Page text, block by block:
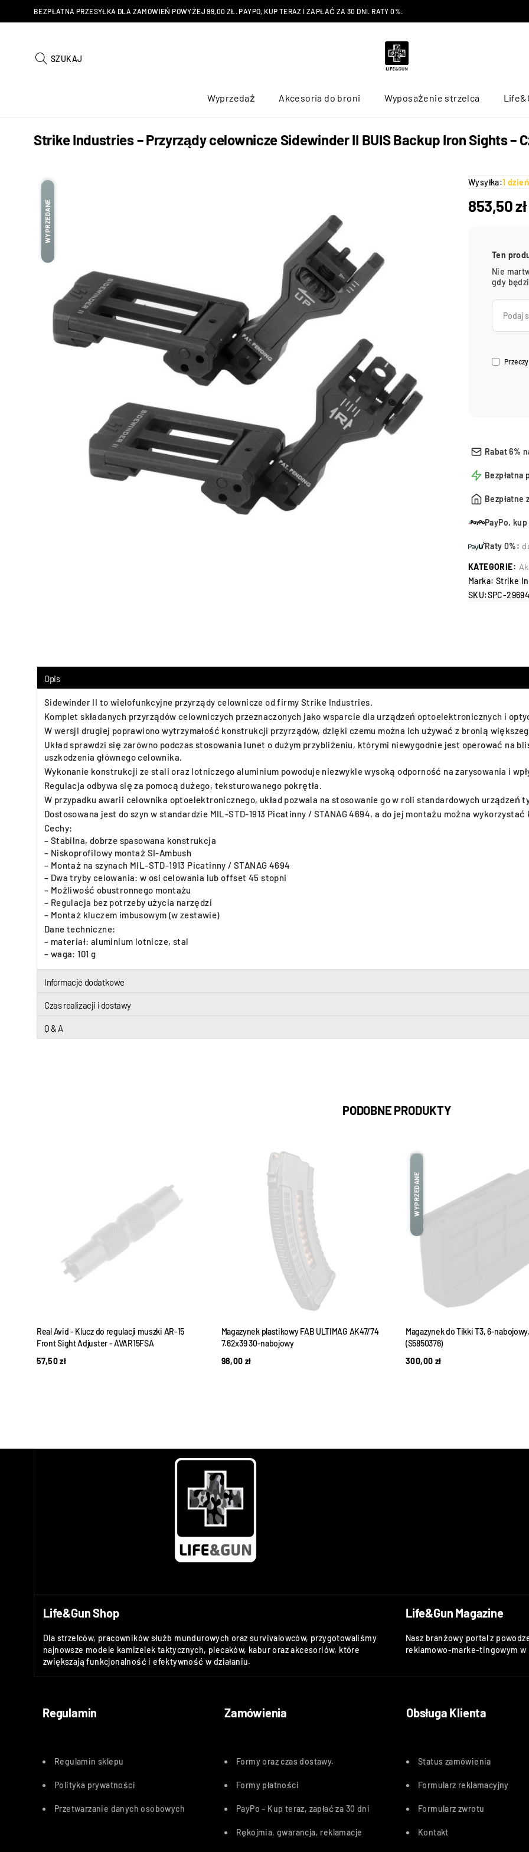
BEZPŁATNA PRZESYŁKA DLA ZAMÓWIEŃ POWYŻEJ 99,00 ZŁ. PAYPO, KUP TERAZ I ZAPŁAĆ ZA 30 DNI. RATY 0%.
SZUKAJ
Wyprzedaż Akcesoria do broni Wyposażenie strzelca
Strike Industries – Przyrządy celownicze Sidewinder II BUIS Backup Iron Sights –
WYPRZEDANE
Wysyłka:1
853,50zł
Ten
Nie
gdy
Rabat 6%
Bezpłatna
Bezpłatne
PayPo,
Raty 0%:
KATEGORIE:
Marka: Strike
SKU:SPC-29694
Opis
Sidewinder II to wielofunkcyjne przyrządy celownicze od firmy Strike Industries.
Komplet składanych przyrządów celowniczych przeznaczonych jako wsparcie dla urządzeń optoelektronicznych i
W wersji drugiej poprawiono wytrzymałość konstrukcji przyrządów, dzięki czemu można ich używać z bronią
Układ sprawdzi się zarówno podczas stosowania lunet o dużym przybliżeniu, którymi niewygodnie jest operować na
uszkodzenia głównego celownika.
Wykonanie konstrukcji ze stali oraz lotniczego aluminium powoduje niezwykle wysoką odporność na zarysowania i
Regulacja odbywa się za pomocą dużego, teksturowanego pokrętła.
W przypadku awarii celownika optoelektronicznego, układ pozwala na stosowanie go w roli standardowych urządzeń
Dostosowana jest do szyn w standardzie MIL-STD-1913 Picatinny / STANAG 4694, a do jej montażu można
Cechy:
– Stabilna, dobrze spasowana konstrukcja
– Niskoprofilowy montaż SI-Ambush
– Montaż na szynach MIL-STD-1913 Picatinny / STANAG 4694
– Dwa tryby celowania: w osi celowania lub offset 45 stopni
– Możliwość obustronnego montażu
– Regulacja bez potrzeby użycia narzędzi
– Montaż kluczem imbusowym (w zestawie)
Dane techniczne:
– materiał: aluminium lotnicze, stal
– waga: 101 g
Informacje dodatkowe
Czas realizacji i dostawy
Q & A
PODOBNE PRODUKTY
Real Avid - Klucz do regulacji muszki AR-15
Front Sight Adjuster - AVAR15FSA
57,50zł
Magazynek plastikowy FAB ULTIMAG AK47/74
7.62x39 30-nabojowy
98,00 zł
WYPRZEDANE
Magazynek do Tikki T3, 6-
(S5850376)
300,00 zł
Life&Gun Shop
Dla strzelców, pracowników służb mundurowych oraz survivalowców, przygotowaliśmy
najnowsze modele kamizelek taktycznych, plecaków, kabur oraz akcesoriów, które
zwiększają funkcjonalność i efektywność w działaniu.
Life&Gun Magazine
Nasz branżowy portal z
reklamowo-marke-tingowym
Regulamin Zamówienia Obsługa Klienta
Regulamin sklepu
Polityka prywatności
Przetwarzanie danych osobowych
Formy oraz czas dostawy.
Formy płatności
PayPo – Kup teraz, zapłać za 30 dni
Rękojmia, gwarancja, reklamacje
Status zamówienia
Formularz reklamacyjny
Formularz zwrotu
Kontakt